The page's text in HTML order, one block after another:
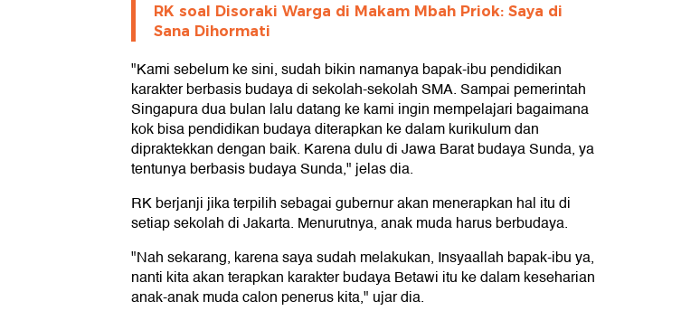
RK soal Disoraki Warga di Makam Mbah Priok: Saya di
Sana Dihormati
"Kami sebelum ke sini, sudah bikin namanya bapak-ibu pendidikan
karakter berbasis budaya di sekolah-sekolah SMA. Sampai pemerintah
Singapura dua bulan lalu datang ke kami ingin mempelajari bagaimana
kok bisa pendidikan budaya diterapkan ke dalam kurikulum dan
dipraktekkan dengan baik. Karena dulu di Jawa Barat budaya Sunda, ya
tentunya berbasis budaya Sunda," jelas dia.
RK berjanji jika terpilih sebagai gubernur akan menerapkan hal itu di
setiap sekolah di Jakarta. Menurutnya, anak muda harus berbudaya.
"Nah sekarang, karena saya sudah melakukan, Insyaallah bapak-ibu ya,
nanti kita akan terapkan karakter budaya Betawi itu ke dalam keseharian
anak-anak muda calon penerus kita," ujar dia.